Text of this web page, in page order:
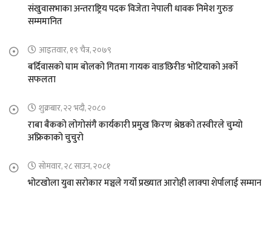
संखुवासभाका अन्तराष्ट्रिय पदक विजेता नेपाली धावक निमेश गुरुङ
सम्ममानित
आइतवार, १९ चैत्र, २०७९
बर्दिवासको घाम बोलको गितमा गायक वाङछिरीङ भोटियाको अर्को
सफलता
शुक्रबार, २२ भदौ, २०८०
राबा बैकको लोगोसंगै कार्यकारी प्रमुख किरण श्रेष्ठको तस्वीरले चुम्यो
अफ्रिकाको चुचुरो
सोमवार, २८ साउन, २०८१
भोटखोला युवा सरोकार मञ्चले गर्यो प्रख्यात आरोही लाक्पा शेर्पालाई सम्मान